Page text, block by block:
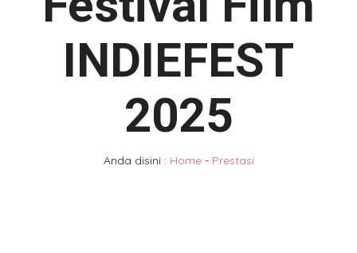
INDIEFEST
2025
Anda disini : Home- Prestasi